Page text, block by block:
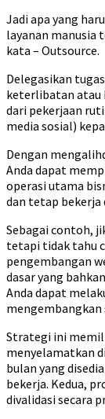
Jadi apa yang
layanan manusia
kata – Outsource.
Delegasikan
keterlibatan atau
dari pekerjaan
media sosial)
Dengan
Anda dapat
operasi utama
dan tetap bekerja
Sebagai contoh,
tetapi tidak tahu
pengembangan
dasar yang
Anda dapat
mengembangkan
Strategi ini
menyelamatkan
bulan yang
bekerja. Kedua,
divalidasi secara